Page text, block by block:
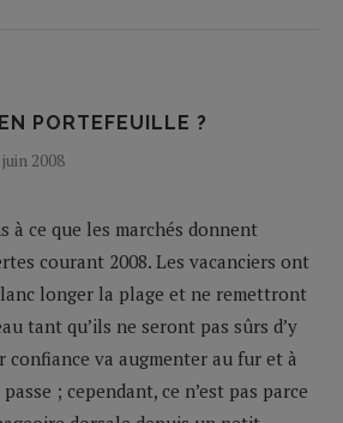
PORTEFEUILLE ?
juin 2008
à ce que les marchés donnent
courant 2008. Les vacanciers ont
longer la plage et ne remettront
tant qu’ils ne seront pas sûrs d’y
confiance va augmenter au fur et à
; cependant, ce n’est pas parce